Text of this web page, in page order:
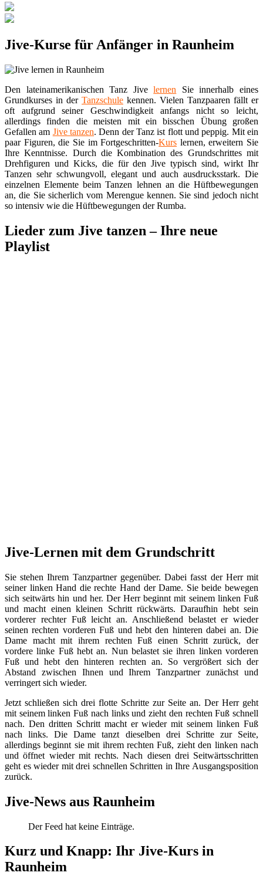
Jive-Kurse für Anfänger in Raunheim
Den lateinamerikanischen Tanz Jivelernen Sie innerhalb eines
Grundkurses in der Tanzschule kennen. Vielen Tanzpaaren fällt er
oft aufgrund seiner Geschwindigkeit anfangs nicht so leicht,
allerdings finden die meisten mit ein bisschen Übung großen
Gefallen am Jive tanzen. Denn der Tanz ist flott und peppig. Mit ein
paar Figuren, die Sie im Fortgeschritten-Kurs lernen, erweitern Sie
Ihre Kenntnisse. Durch die Kombination des Grundschrittes mit
Drehfiguren und Kicks, die für den Jive typisch sind, wirkt Ihr
Tanzen sehr schwungvoll, elegant und auch ausdrucksstark. Die
einzelnen Elemente beim Tanzen lehnen an die Hüftbewegungen
an, die Sie sicherlich vom Merengue kennen. Sie sind jedoch nicht
so intensiv wie die Hüftbewegungen der Rumba.
Lieder zum Jive tanzen – Ihre neue
Playlist
Jive-Lernen mit dem Grundschritt
Sie stehen Ihrem Tanzpartner gegenüber. Dabei fasst der Herr mit
seiner linken Hand die rechte Hand der Dame. Sie beide bewegen
sich seitwärts hin und her. Der Herr beginnt mit seinem linken Fuß
und macht einen kleinen Schritt rückwärts. Daraufhin hebt sein
vorderer rechter Fuß leicht an. Anschließend belastet er wieder
seinen rechten vorderen Fuß und hebt den hinteren dabei an. Die
Dame macht mit ihrem rechten Fuß einen Schritt zurück, der
vordere linke Fuß hebt an. Nun belastet sie ihren linken vorderen
Fuß und hebt den hinteren rechten an. So vergrößert sich der
Abstand zwischen Ihnen und Ihrem Tanzpartner zunächst und
verringert sich wieder.
Jetzt schließen sich drei flotte Schritte zur Seite an. Der Herr geht
mit seinem linken Fuß nach links und zieht den rechten Fuß schnell
nach. Den dritten Schritt macht er wieder mit seinem linken Fuß
nach links. Die Dame tanzt dieselben drei Schritte zur Seite,
allerdings beginnt sie mit ihrem rechten Fuß, zieht den linken nach
und öffnet wieder mit rechts. Nach diesen drei Seitwärtsschritten
geht es wieder mit drei schnellen Schritten in Ihre Ausgangsposition
zurück.
Jive-News aus Raunheim
Der Feed hat keine Einträge.
Kurz und Knapp: Ihr Jive-Kurs in
Raunheim